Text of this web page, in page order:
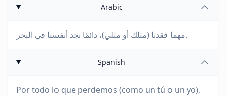
Arabic
مهما فقدنا (مثلك أو مثلي)، دائمًا نجد أنفسنا في البحر.
Spanish
Por todo lo que perdemos (como un tú o un yo),